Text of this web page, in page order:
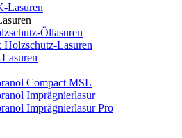
Lasuren
Öllasuren
Holzschutz-Lasuren
Compact MSL
Imprägnierlasur
Imprägnierlasur Pro